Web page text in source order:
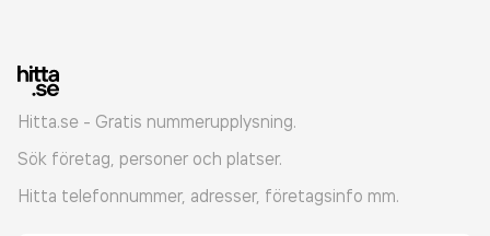
Hitta.se - Gratis nummerupplysning.
Sök företag, personer och platser.
Hitta telefonnummer, adresser, företagsinfo mm.